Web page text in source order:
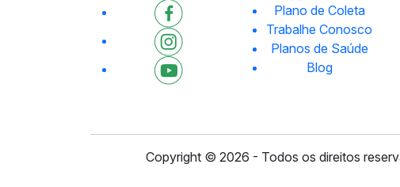
Plano de Coleta
Trabalhe Conosco
Planos de Saúde
Blog
Copyright © 2026 - Todos os direitos